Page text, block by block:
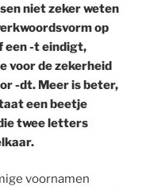
niet zeker weten
op
een -t eindigt,
voor de zekerheid
-dt. Meer is beter,
een beetje
twee letters
voornamen